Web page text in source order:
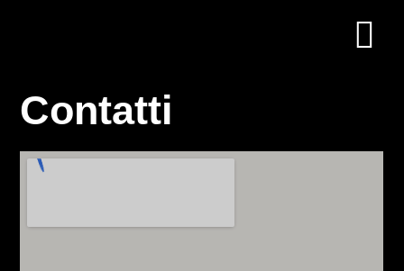
Contatti